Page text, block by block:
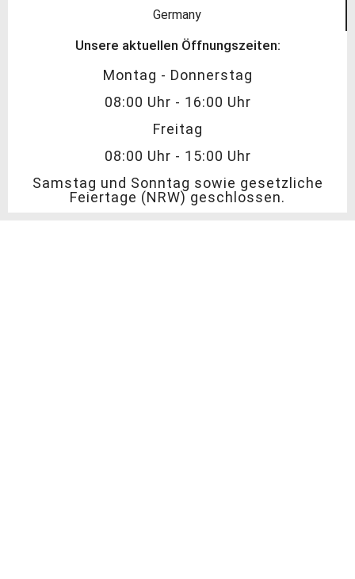
Germany
Unsere aktuellen Öffnungszeiten:
Montag - Donnerstag
08:00 Uhr - 16:00 Uhr
Freitag
08:00 Uhr - 15:00 Uhr
Samstag und Sonntag sowie gesetzliche
Feiertage (NRW) geschlossen.